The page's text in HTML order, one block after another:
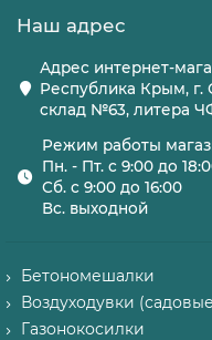
Наш адрес
Адрес интернет-
Республика Крым, г.
склад №63, литера
Режим работы
Пн. - Пт. с 9:00 до
Сб. с 9:00 до 16:00
Вс. выходной
Бетономешалки
Воздуходувки
Газонокосилки